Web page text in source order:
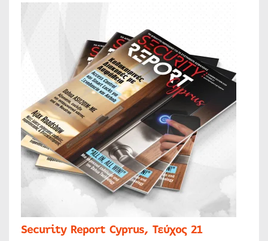
Security Report Cyprus, Τεύχος 21